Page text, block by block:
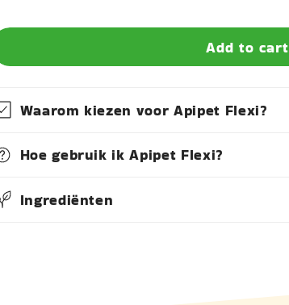
Add to cart
Waarom kiezen voor Apipet Flexi?
Hoe gebruik ik Apipet Flexi?
Ingrediënten